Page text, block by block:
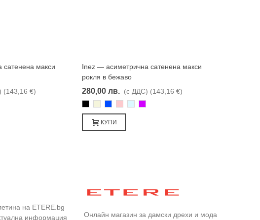
макси
(143,16 €)
Харесвам
Inez — асиметрична сатенена макси
рокля в бежаво
280,00 лв. (с ДДС) (143,16 €)
КУПИ
на ETERE.bg
информация
Онлайн магазин за дамски дрехи и мода